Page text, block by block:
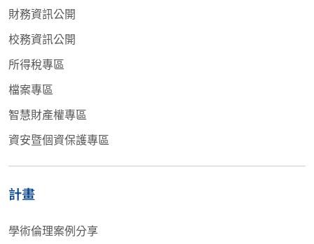
財務資訊公開
校務資訊公開
所得稅專區
檔案專區
智慧財產權專區
資安暨個資保護專區
計畫
學術倫理案例分享